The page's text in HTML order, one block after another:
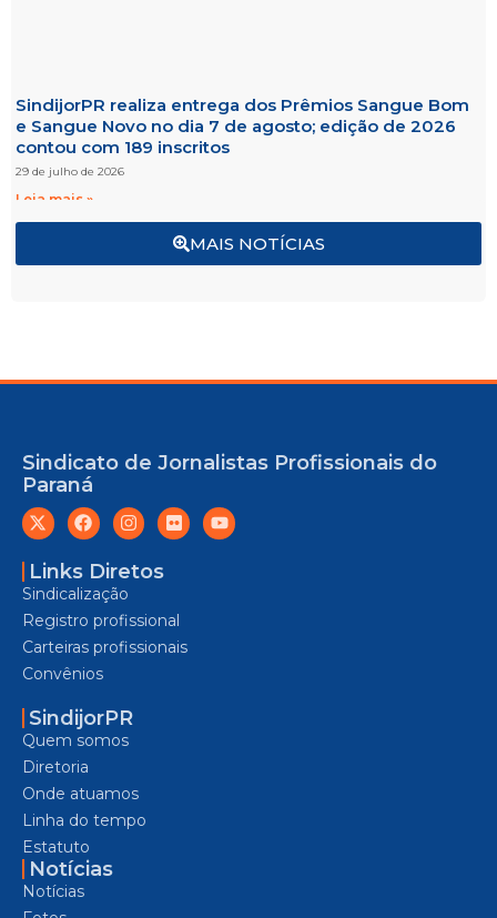
MAIS NOTÍCIAS
SindijorPR realiza entrega dos Prêmios Sangue Bom
e Sangue Novo no dia 7 de agosto; edição de 2026
contou com 189 inscritos
29 de julho de 2026
Leia mais »
Sindicato de Jornalistas Profissionais do
Paraná
Links Diretos
Sindicalização
Registro profissional
Carteiras profissionais
Convênios
SindijorPR
Quem somos
Diretoria
Onde atuamos
Linha do tempo
Estatuto
Notícias
Notícias